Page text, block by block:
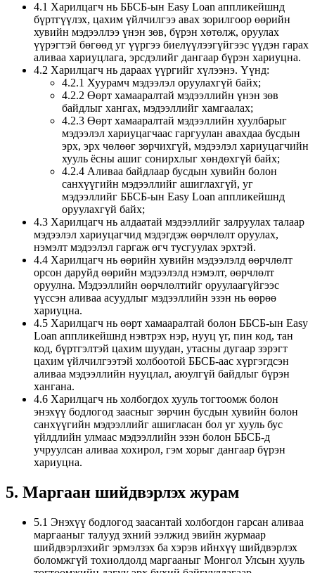
4.1 Харилцагч нь ББСБ-ын Easy Loan аппликейшнд
бүртгүүлэх, цахим үйлчилгээ авах зорилгоор өөрийн
хувийн мэдээллээ үнэн зөв, бүрэн хөтөлж, оруулах
үүрэгтэй бөгөөд уг үүргээ биелүүлээгүйгээс үүдэн гарах
аливаа хариуцлага, эрсдэлийг дангаар бүрэн хариуцна.
4.2 Харилцагч нь дараах үүргийг хүлээнэ. Үүнд:
4.2.1 Хуурамч мэдээлэл оруулахгүй байх;
4.2.2 Өөрт хамааралтай мэдээллийн үнэн зөв
байдлыг хангах, мэдээллийг хамгаалах;
4.2.3 Өөрт хамааралтай мэдээллийн хуулбарыг
мэдээлэл хариуцагчаас гаргуулан авахдаа бусдын
эрх, эрх чөлөөг зөрчихгүй, мэдээлэл хариуцагчийн
хууль ёсны ашиг сонирхлыг хөндөхгүй байх;
4.2.4 Аливаа байдлаар бусдын хувийн болон
санхүүгийн мэдээллийг ашиглахгүй, уг
мэдээллийг ББСБ-ын Easy Loan аппликейшнд
оруулахгүй байх;
4.3 Харилцагч нь алдаатай мэдээллийг залруулах талаар
мэдээлэл хариуцагчид мэдэгдэж өөрчлөлт оруулах,
нэмэлт мэдээлэл гаргаж өгч тусгуулах эрхтэй.
4.4 Харилцагч нь өөрийн хувийн мэдээлэлд өөрчлөлт
орсон даруйд өөрийн мэдээлэлд нэмэлт, өөрчлөлт
оруулна. Мэдээллийн өөрчлөлтийг оруулаагүйгээс
үүссэн аливаа асуудлыг мэдээллийн эзэн нь өөрөө
хариуцна.
4.5 Харилцагч нь өөрт хамааралтай болон ББСБ-ын Easy
Loan аппликейшнд нэвтрэх нэр, нууц үг, пин код, тан
код, бүртгэлтэй цахим шуудан, утасны дугаар зэрэгт
цахим үйлчилгээтэй холбоотой ББСБ-аас хүргэгдсэн
аливаа мэдээллийн нууцлал, аюулгүй байдлыг бүрэн
хангана.
4.6 Харилцагч нь холбогдох хууль тогтоомж болон
энэхүү бодлогод заасныг зөрчин бусдын хувийн болон
санхүүгийн мэдээллийг ашигласан бол уг хууль бус
үйлдлийн улмаас мэдээллийн эзэн болон ББСБ-д
учруулсан аливаа хохирол, гэм хорыг дангаар бүрэн
хариуцна.
5. Маргаан шийдвэрлэх журам
5.1 Энэхүү бодлогод заасантай холбогдон гарсан аливаа
маргааныг талууд эхний ээлжид эвийн журмаар
шийдвэрлэхийг эрмэлзэх ба хэрэв ийнхүү шийдвэрлэх
боломжгүй тохиолдолд маргааныг Монгол Улсын хууль